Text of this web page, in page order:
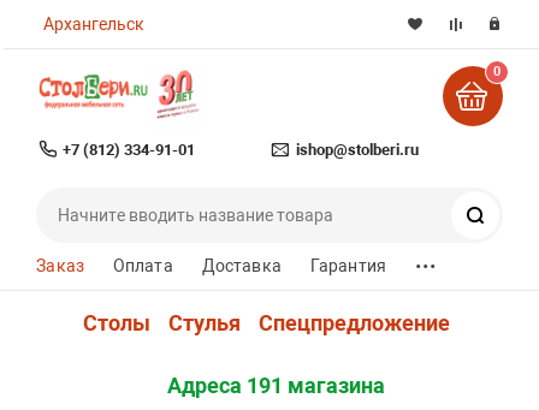
Архангельск
+7 (812) 334-91-01 ishop@stolberi.ru
0
Заказ Оплата Доставка Гарантия ...
Столы Стулья Спецпредложение
Адреса 191 магазина